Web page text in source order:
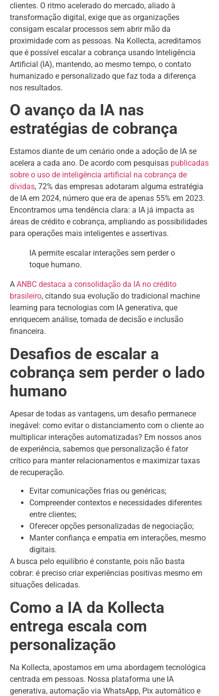
clientes. O ritmo acelerado do mercado, aliado à
transformação digital, exige que as organizações
consigam escalar processos sem abrir mão da
proximidade com as pessoas. Na Kollecta, acreditamos
que é possível escalar a cobrança usando Inteligência
Artificial (IA), mantendo, ao mesmo tempo, o contato
humanizado e personalizado que faz toda a diferença
nos resultados.
O avanço da IA nas
estratégias de cobrança
Estamos diante de um cenário onde a adoção de IA se
acelera a cada ano. De acordo com pesquisas publicadas
sobre o uso de inteligência artificial na cobrança de
dívidas, 72% das empresas adotaram alguma estratégia
de IA em 2024, número que era de apenas 55% em 2023.
Encontramos uma tendência clara: a IA já impacta as
áreas de crédito e cobrança, ampliando as possibilidades
para operações mais inteligentes e assertivas.
IA permite escalar interações sem perder o
toque humano.
A ANBC destaca a consolidação da IA no crédito
brasileiro, citando sua evolução do tradicional machine
learning para tecnologias com IA generativa, que
enriquecem análise, tomada de decisão e inclusão
financeira.
Desafios de escalar a
cobrança sem perder o lado
humano
Apesar de todas as vantagens, um desafio permanece
inegável: como evitar o distanciamento com o cliente ao
multiplicar interações automatizadas? Em nossos anos
de experiência, sabemos que personalização é fator
crítico para manter relacionamentos e maximizar taxas
de recuperação.
Evitar comunicações frias ou genéricas;
Compreender contextos e necessidades diferentes
entre clientes;
Oferecer opções personalizadas de negociação;
Manter confiança e empatia em interações, mesmo
digitais.
A busca pelo equilíbrio é constante, pois não basta
cobrar: é preciso criar experiências positivas mesmo em
situações delicadas.
Como a IA da Kollecta
entrega escala com
personalização
Na Kollecta, apostamos em uma abordagem tecnológica
centrada em pessoas. Nossa plataforma une IA
generativa, automação via WhatsApp, Pix automático e